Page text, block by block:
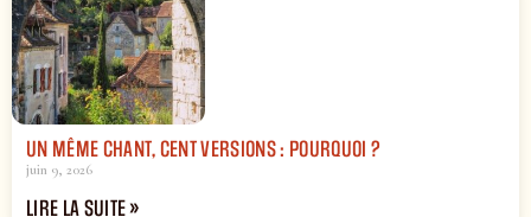
UN MÊME CHANT, CENT VERSIONS : POURQUOI ?
juin 9, 2026
LIRE LA SUITE »